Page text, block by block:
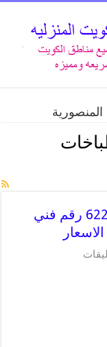
تصليح طباخات المنصورية 62224041 رقم فني